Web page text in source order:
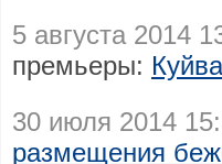
5 августа 2014
премьеры:
30 июля 2014
размещения